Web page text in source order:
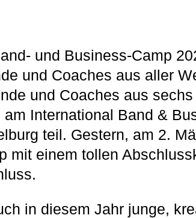
und Business-Camp
und Coaches aus aller
und Coaches aus
am International Band &
teil. Gestern, am 2.
mit einem tollen
in diesem Jahr junge,